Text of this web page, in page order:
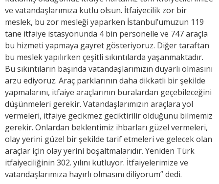
ve vatandaşlarımıza kutlu olsun. İtfaiyecilik zor bir
meslek, bu zor mesleği yaparken İstanbul’umuzun 119
tane itfaiye istasyonunda 4 bin personelle ve 747 araçla
bu hizmeti yapmaya gayret gösteriyoruz. Diğer taraftan
bu meslek yapılırken çeşitli sıkıntılarda yaşanmaktadır.
Bu sıkıntıların başında vatandaşlarımızın duyarlı olmasını
arzu ediyoruz. Araç parklarının daha dikkatli bir şekilde
yapmalarını, itfaiye araçlarının buralardan geçebileceğini
düşünmeleri gerekir. Vatandaşlarımızın araçlara yol
vermeleri, itfaiye gecikmez geciktirilir olduğunu bilmemiz
gerekir. Onlardan beklentimiz ihbarları güzel vermeleri,
olay yerini güzel bir şekilde tarif etmeleri ve gelecek olan
araçlar için olay yerini boşaltmalarıdır. Yeniden Türk
itfaiyeciliğinin 302. yılını kutluyor. İtfaiyelerimize ve
vatandaşlarımıza hayırlı olmasını diliyorum” dedi.